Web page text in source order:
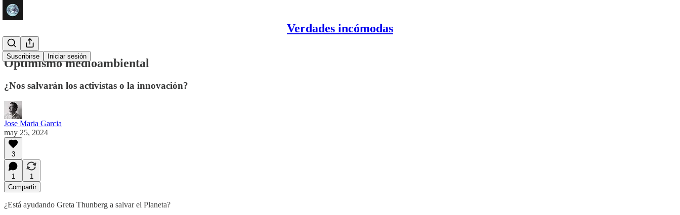
Verdades incómodas
Suscribirse Iniciar sesión
Optimismo medioambiental
¿Nos salvarán los activistas o la innovación?
Jose Maria Garcia
may 25, 2024
3
1
1
Compartir
¿Está ayudando Greta Thunberg a salvar el Planeta?